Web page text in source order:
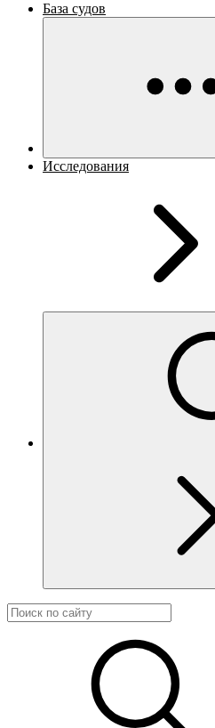
База судов
Исследования